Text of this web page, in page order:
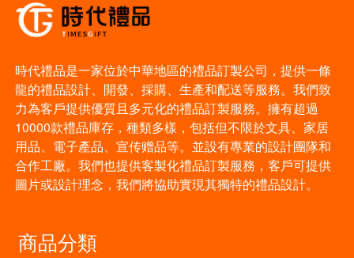
時代禮品是一家位於中華地區的禮品訂製公司，提供一條
龍的禮品設計、開發、採購、生產和配送等服務。我們致
力為客戶提供優質且多元化的禮品訂製服務。擁有超過
10000款禮品庫存，種類多樣，包括但不限於文具、家居
用品、電子產品、宣传赠品等。並設有專業的設計團隊和
合作工廠。我們也提供客製化禮品訂製服務，客戶可提供
圖片或設計理念，我們將協助實現其獨特的禮品設計。
商品分類